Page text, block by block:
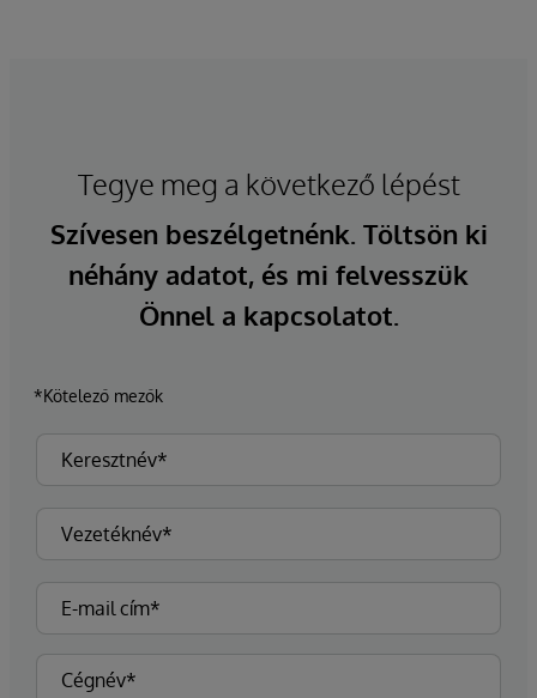
Tegye meg a következő lépést
Szívesen beszélgetnénk. Töltsön ki
néhány adatot, és mi felvesszük
Önnel a kapcsolatot.
*Kötelező mezők